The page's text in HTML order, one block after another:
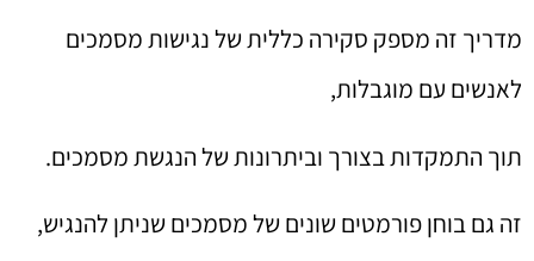
מדריך זה מספק סקירה כללית של נגישות מסמכים
לאנשים עם מוגבלות,
תוך התמקדות בצורך וביתרונות של הנגשת מסמכים.
זה גם בוחן פורמטים שונים של מסמכים שניתן להנגיש,